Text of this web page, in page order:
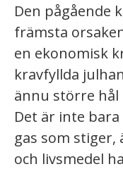
Den pågående
främsta
en ekonomisk
kravfyllda
ännu större hål
Det är inte
gas som stiger,
och livsmedel